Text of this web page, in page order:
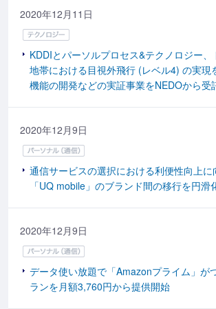
2020年12月11日
KDDIとパーソルプロセス&テクノロジー、
地帯における目視外飛行 (レベル4) の実現
機能の開発などの実証事業をNEDOから受
2020年12月9日
通信サービスの選択における利便性向上に
「UQ mobile」のブランド間の移行を円滑
2020年12月9日
データ使い放題で「Amazonプライム」が
ランを月額3,760円から提供開始